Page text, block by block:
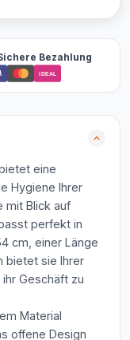
Bezahlung
iDEAL
eine
Hygiene Ihrer
mit Blick auf
perfekt in
cm, einer Länge
bietet sie Ihrer
Geschäft zu
Material
offene Design